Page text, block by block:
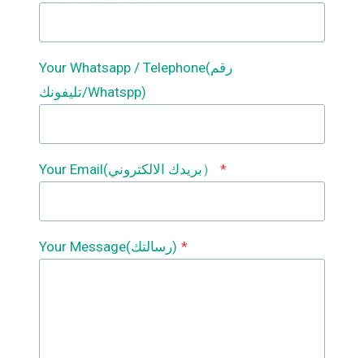
Your Whatsapp / Telephone(رقم
تليفونك/Whatspp)
Your Email(بريدك الالكتروني） *
Your Message(رسالتك) *